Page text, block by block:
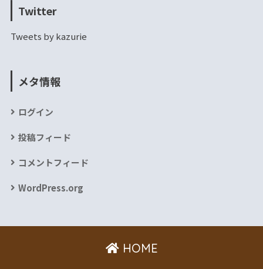
Twitter
Tweets by kazurie
メタ情報
ログイン
投稿フィード
コメントフィード
WordPress.org
HOME